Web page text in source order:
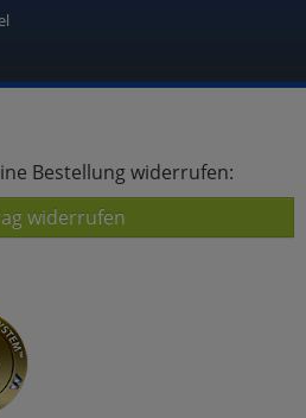
Bestellung widerrufen:
widerrufen